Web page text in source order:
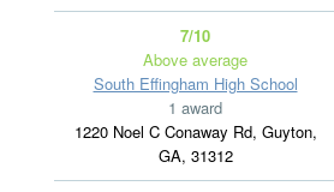
7/10
Above average
South Effingham High School
1 award
1220 Noel C Conaway Rd, Guyton,
GA, 31312